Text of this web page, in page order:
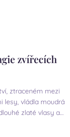
zvířecích
ztraceném mezi
lesy, vládla moudrá
zlaté vlasy a